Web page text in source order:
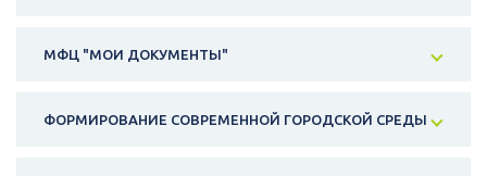
МФЦ "МОИ ДОКУМЕНТЫ"
ФОРМИРОВАНИЕ СОВРЕМЕННОЙ ГОРОДСКОЙ СРЕДЫ